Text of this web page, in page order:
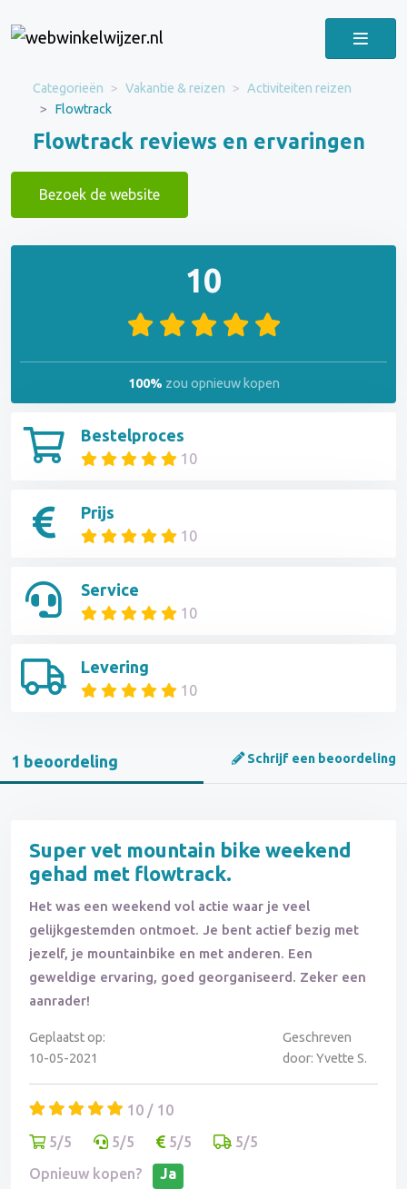
Categorieën Vakantie & reizen
Activiteiten reizen
Flowtrack
Flowtrack reviews en ervaringen
Bezoek de website
Bestelproces
10
Prijs
10
Service
10
Levering
10
10
100% zou opnieuw kopen
1 beoordeling Schrijf een beoordeling
Super vet mountain bike weekend
gehad met flowtrack.
Het was een weekend vol actie waar je veel
gelijkgestemden ontmoet. Je bent actief bezig met
jezelf, je mountainbike en met anderen. Een
geweldige ervaring, goed georganiseerd. Zeker een
aanrader!
Geplaatst op:
10-05-2021
Geschreven
door: Yvette S.
10 / 10
5/5
5/5 5/5
5/5
Opnieuw kopen?
Ja